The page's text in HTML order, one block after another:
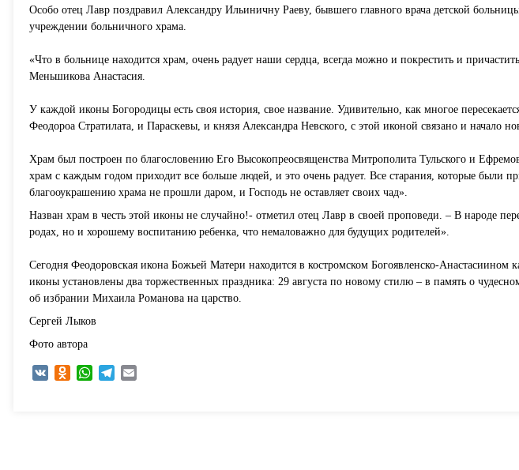
Особо отец Лавр поздравил Александру Ильиничну Раеву, бывшего главного врача детской
учреждении больничного храма.
«Что в больнице находится храм, очень радует наши сердца, всегда можно и покрестить и
Меньшикова Анастасия.
У каждой иконы Богородицы есть своя история, свое название. Удивительно, как многое
Феодороа Стратилата, и Параскевы, и князя Александра Невского, с этой иконой связано и начало
Храм был построен по благословению Его Высокопреосвященства Митрополита Тульского и
храм с каждым годом приходит все больше людей, и это очень радует. Все старания, которые были
благооукрашению храма не прошли даром, и Господь не оставляет своих чад».
Назван храм в честь этой иконы не случайно!- отметил отец Лавр в своей проповеди. – В народе
родах, но и хорошему воспитанию ребенка, что немаловажно для будущих родителей».
Сегодня Феодоровская икона Божьей Матери находится в костромском Богоявленско-Анастасиином
иконы установлены два торжественных праздника: 29 августа по новому стилю – в память о
об избрании Михаила Романова на царство.
Сергей Лыков
Фото автора
VK Odnoklassniki
WhatsAppTelegram